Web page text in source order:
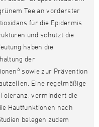
Tee an vorderster
für die Epidermis
und schützt die
haben die
der
6 sowie zur Prävention
Eine regelmäßige
vermindert die
Hautfunktionen nach
belegen zudem